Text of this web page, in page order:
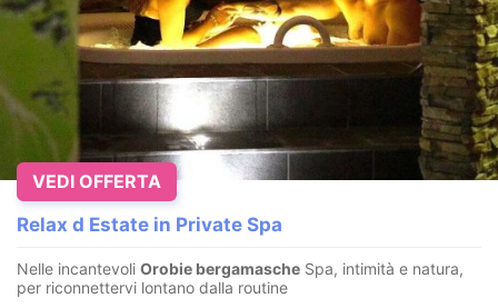
Relax d Estate in Private Spa
Nelle incantevoli Orobie bergamasche Spa, intimità e natura,
per riconnettervi lontano dalla routine
VEDI OFFERTA